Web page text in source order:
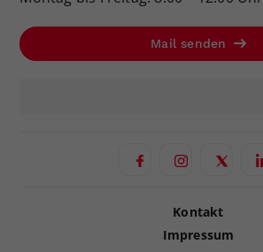
Mail senden
Kontakt
Impressum